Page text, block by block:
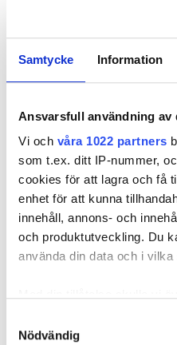
Samtycke Information
Ansvarsfull användning av
Vi och våra 1022 partners
som t.ex. ditt IP-nummer,
cookies för att lagra och få
enhet för att kunna
innehåll, annons- och
och produktutveckling. Du
använda din data och i vilka
som kan ha en
Nödvändig
Harry Matero, Skanska
DETTA FÖR ATTen gång
system som i
bästa ekonomiskt,
kundperspektiv.
sig.
– Inget av de nybyggda